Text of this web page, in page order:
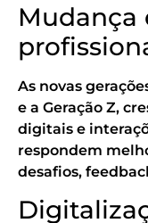
Mudança
As novas
e a Geração Z,
digitais e
respondem
desafios,